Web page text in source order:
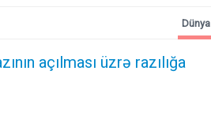
açılması üzrə razılığa
Dünya